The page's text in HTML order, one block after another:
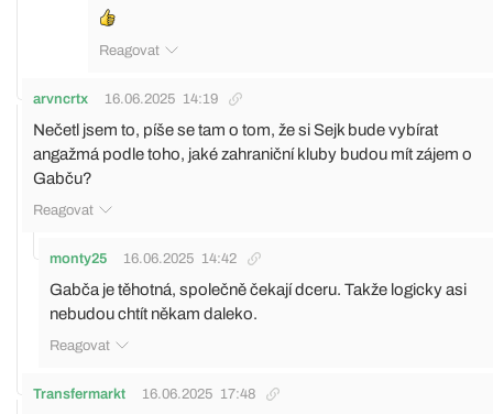
Reagovat
arvncrtx 16.06.2025 14:19
Nečetl jsem to, píše se tam o tom, že si Sejk bude vybírat
angažmá podle toho, jaké zahraniční kluby budou mít zájem o
Gabču?
Reagovat
monty25 16.06.2025 14:42
Gabča je těhotná, společně čekají dceru. Takže logicky asi
nebudou chtít někam daleko.
Reagovat
Transfermarkt 16.06.2025 17:48